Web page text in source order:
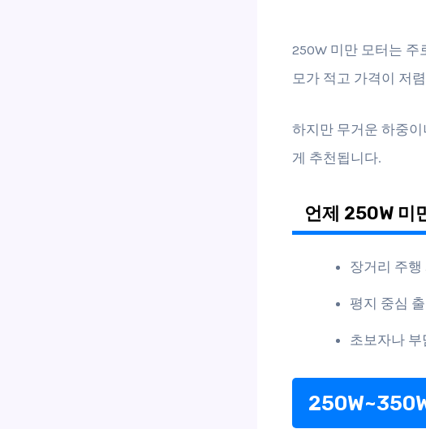
250W 미만 모터는 주
모가 적고 가격이 저
하지만 무거운 하중
게 추천됩니다.
언제 250W 미
장거리 주
평지 중심
초보자나